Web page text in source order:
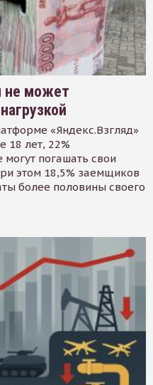
не может
«Яндекс.Взгляд»
18 лет, 22%
могут погашать свои
этом 18,5% заемщиков
более половины своего